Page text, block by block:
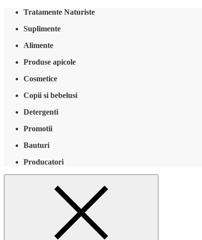
Tratamente Naturiste
Suplimente
Alimente
Produse apicole
Cosmetice
Copii si bebelusi
Detergenti
Promotii
Bauturi
Producatori